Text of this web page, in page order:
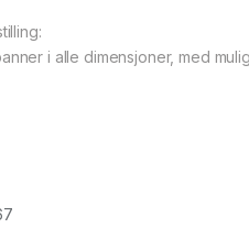
i alle dimensjoner, med